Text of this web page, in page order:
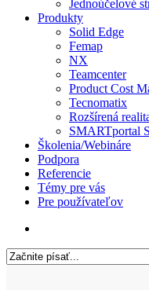
Jednoúčelové
Produkty
Solid Edge
Femap
NX
Teamcenter
Product Cost
Tecnomatix
Rozšírená
SMARTportal
Školenia/Webináre
Podpora
Referencie
Témy pre vás
Pre používateľov